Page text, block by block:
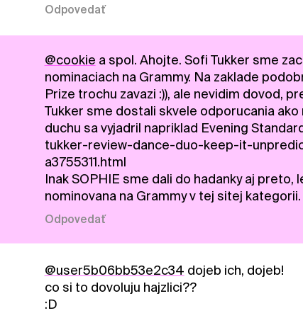
Odpovedať
@cookie a spol. Ahojte. Sofi Tukker sme
nominaciach na Grammy. Na zaklade
Prize trochu zavazi :)), ale nevidim dovod,
Tukker sme dostali skvele odporucania
duchu sa vyjadril napriklad Evening
tukker-review-dance-duo-keep-it-
a3755311.html
Inak SOPHIE sme dali do hadanky aj
nominovana na Grammy v tej sitej kategorii.
Odpovedať
@user5b06bb53e2c34 dojeb ich, dojeb!
co si to dovoluju hajzlici??
:D